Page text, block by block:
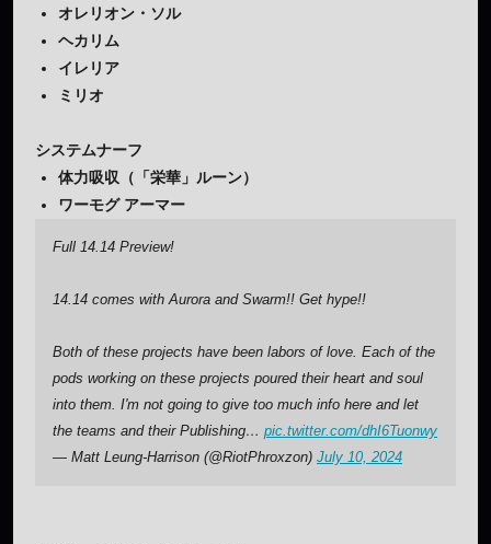
オレリオン・ソル
ヘカリム
イレリア
ミリオ
システムナーフ
体力吸収（「栄華」ルーン）
ワーモグ アーマー
Full 14.14 Preview!
14.14 comes with Aurora and Swarm!! Get hype!!
Both of these projects have been labors of love. Each of the
pods working on these projects poured their heart and soul
into them. I'm not going to give too much info here and let
the teams and their Publishing… pic.twitter.com/dhI6Tuonwy
— Matt Leung-Harrison (@RiotPhroxzon) July 10, 2024